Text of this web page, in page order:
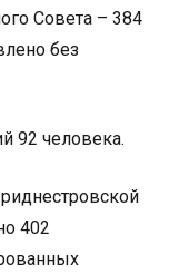
Совета – 384
без
92 человека.
402